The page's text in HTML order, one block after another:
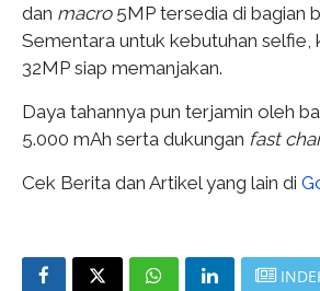
dan macro 5MP tersedia di bagian
Sementara untuk kebutuhan selfie,
32MP siap memanjakan.
Daya tahannya pun terjamin oleh
5.000 mAh serta dukungan fast
Cek Berita dan Artikel yang lain di